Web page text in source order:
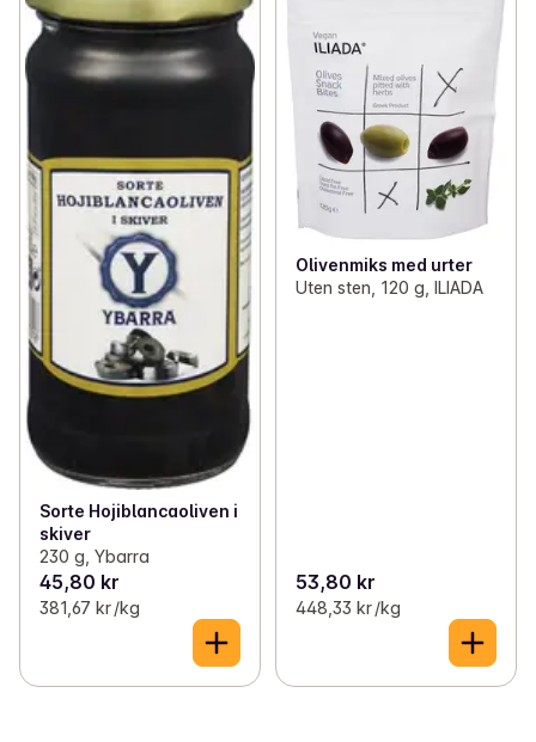
Sorte Hojiblancaoliven i
skiver
230 g, Ybarra
45,80 kr
381,67 kr /kg
Olivenmiks med urter
Uten sten, 120 g, ILIADA
53,80 kr
448,33 kr /kg